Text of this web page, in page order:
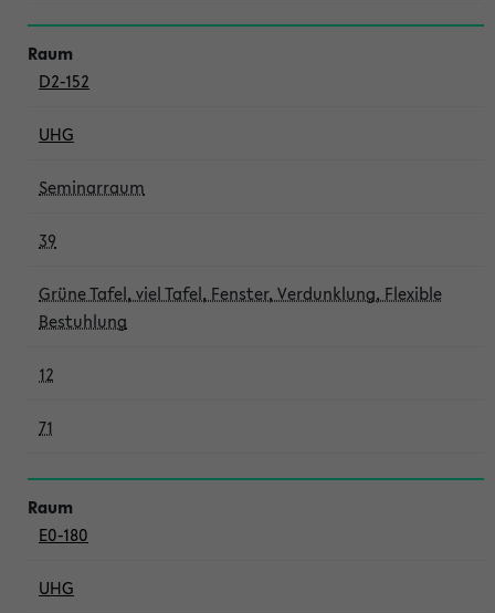
D2-152
UHG
Seminarraum
39
Grüne Tafel, viel Tafel, Fenster, Verdunklung, Flexible
Bestuhlung
12
71
E0-180
UHG